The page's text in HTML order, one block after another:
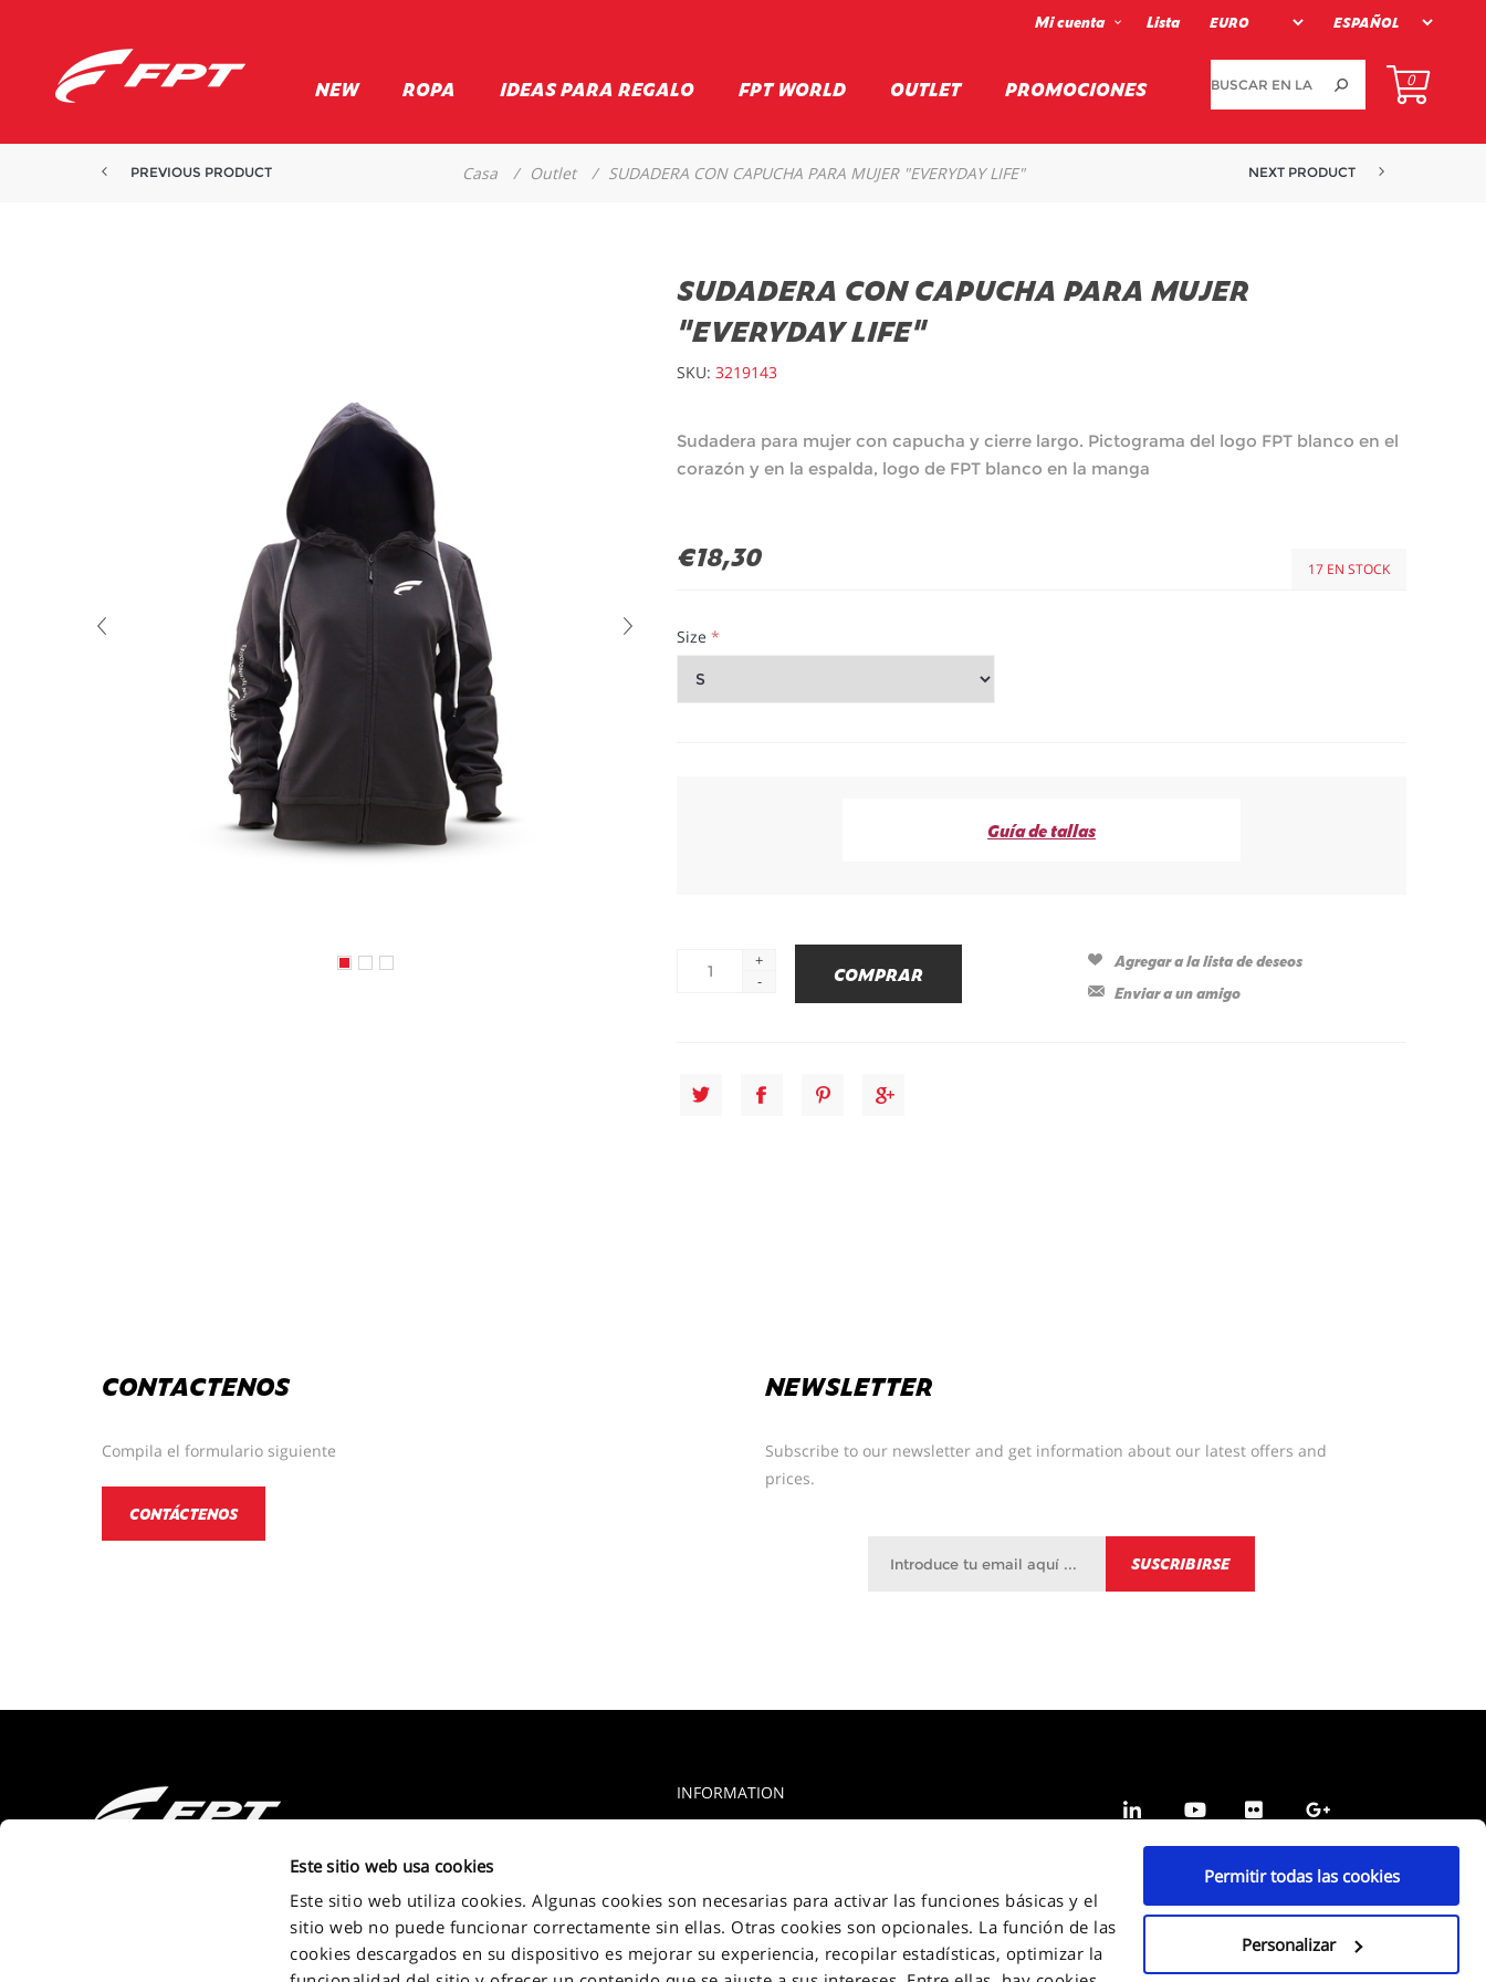
Este sitio web usa cookies
Este sitio web utiliza cookies. Algunas cookies son necesarias para activar las funciones básicas y el
sitio web no puede funcionar correctamente sin ellas. Otras cookies son opcionales. La función de las
cookies descargados en su dispositivo es mejorar su experiencia, recopilar estadísticas, optimizar la
Permitir todas las cookies
Personalizar
Mi cuenta Lista
0
NEW ROPA IDEAS PARA REGALO FPT WORLD OUTLET PROMOCIONES
Casa / Outlet / SUDADERA CON CAPUCHA PARA MUJER "EVERYDAY LIFE"
PREVIOUS PRODUCT NEXT PRODUCT
SUDADERA CON CAPUCHA PARA MUJER
"EVERYDAY LIFE"
SKU: 3219143
Sudadera para mujer con capucha y cierre largo. Pictograma del logo FPT blanco en el
corazón y en la espalda, logo de FPT blanco en la manga
€18,30 17 EN STOCK
Size *
Guía de tallas
+
-
CONTACTENOS
Compila el formulario siguiente
CONTÁCTENOS
NEWSLETTER
Subscribe to our newsletter and get information about our latest offers and
prices.
2011 - 2026 FPT Industrial S.P.A. a brand of IVECO GROUP Via Puglia, 15 10156
Turin - Italy . P.IVA. IT09397710014
INFORMATION
Jakala Privacy policy
Condiciones de venta